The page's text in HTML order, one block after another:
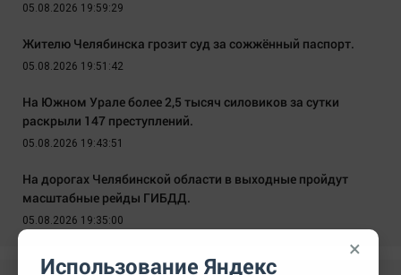
05.08.2026 19:59:29
Жителю Челябинска грозит суд за сожжённый паспорт.
05.08.2026 19:51:42
На Южном Урале более 2,5 тысяч силовиков за сутки
раскрыли 147 преступлений.
05.08.2026 19:43:51
На дорогах Челябинской области в выходные пройдут
масштабные рейды ГИБДД.
05.08.2026 19:35:00
×
Использование Яндекс